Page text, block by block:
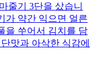
줄기 3단을 샀습니
가 약간 익으면 얼른
을 쑤어서 김치를 담
맛과 아삭한 식감에